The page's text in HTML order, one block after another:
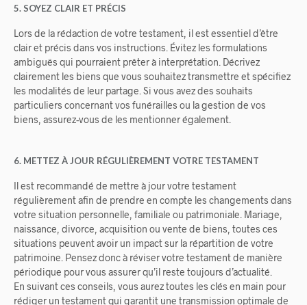
5. SOYEZ CLAIR ET PRÉCIS
Lors de la rédaction de votre testament, il est essentiel d’être
clair et précis dans vos instructions. Évitez les formulations
ambiguës qui pourraient prêter à interprétation. Décrivez
clairement les biens que vous souhaitez transmettre et spécifiez
les modalités de leur partage. Si vous avez des souhaits
particuliers concernant vos funérailles ou la gestion de vos
biens, assurez-vous de les mentionner également.
6. METTEZ À JOUR RÉGULIÈREMENT VOTRE TESTAMENT
Il est recommandé de mettre à jour votre testament
régulièrement afin de prendre en compte les changements dans
votre situation personnelle, familiale ou patrimoniale. Mariage,
naissance, divorce, acquisition ou vente de biens, toutes ces
situations peuvent avoir un impact sur la répartition de votre
patrimoine. Pensez donc à réviser votre testament de manière
périodique pour vous assurer qu’il reste toujours d’actualité.
En suivant ces conseils, vous aurez toutes les clés en main pour
rédiger un testament qui garantit une transmission optimale de